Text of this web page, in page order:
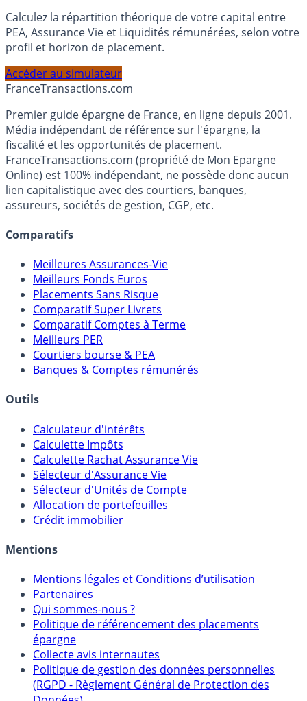
Simulateur d'Allocation
Calculez la répartition théorique de votre capital entre
PEA, Assurance Vie et Liquidités rémunérées, selon votre
profil et horizon de placement.
FranceTransactions.com
Premier guide épargne de France, en ligne depuis 2001.
Média indépendant de référence sur l'épargne, la
fiscalité et les opportunités de placement.
FranceTransactions.com (propriété de Mon Epargne
Online) est 100% indépendant, ne possède donc aucun
lien capitalistique avec des courtiers, banques,
assureurs, sociétés de gestion, CGP, etc.
Comparatifs
Meilleures Assurances-Vie
Meilleurs Fonds Euros
Placements Sans Risque
Comparatif Super Livrets
Comparatif Comptes à Terme
Meilleurs PER
Banques & Comptes rémunérés
Outils
Calculateur d'intérêts
Calculette Impôts
Calculette Rachat Assurance Vie
Sélecteur d'Assurance Vie
Sélecteur d'Unités de Compte
Crédit immobilier
Mentions
Mentions légales et Conditions d’utilisation
Partenaires
Qui sommes-nous ?
Politique de référencement des placements
épargne
Collecte avis internautes
Politique de gestion des données personnelles